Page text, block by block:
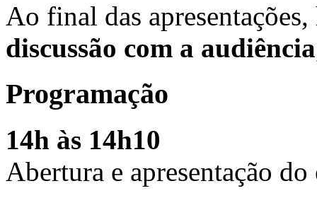
Ao final das
discussão com a audiência
Programação
14h às 14h10
Abertura e apresentação do